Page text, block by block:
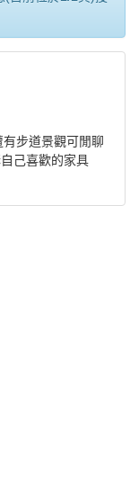
步道景觀可閒聊
己喜歡的家具